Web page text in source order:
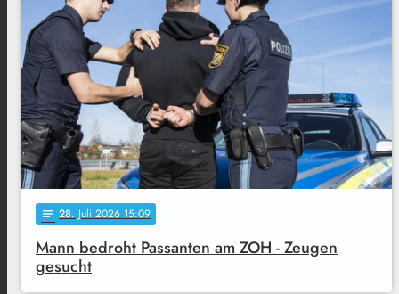
notes 28. Juli 2026 15:09
Mann bedroht Passanten am ZOH - Zeugen
gesucht